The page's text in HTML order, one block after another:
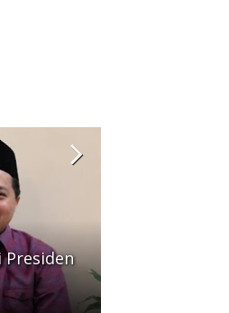
Presiden